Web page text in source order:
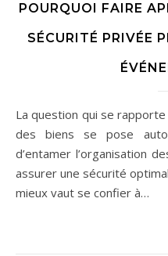
POURQUOI FAIRE
SÉCURITÉ PRIVÉE
La question qui se rapporte à la sécurité des personnes et
des biens se pose
d’entamer l’organisation
assurer une sécurité
mieux vaut se confier à…